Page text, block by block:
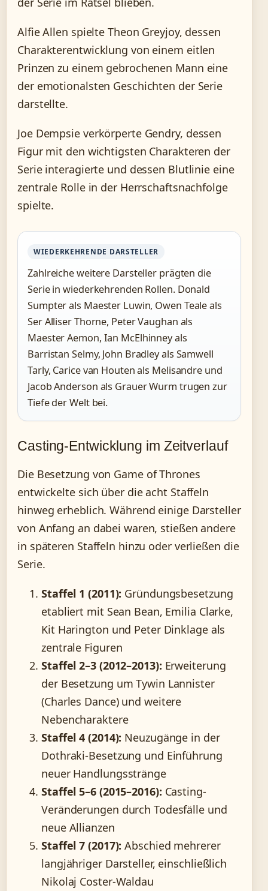
Alfie Allen spielte Theon Greyjoy, dessen
Charakterentwicklung von einem eitlen
Prinzen zu einem gebrochenen Mann eine
der emotionalsten Geschichten der Serie
darstellte.
Joe Dempsie verkörperte Gendry, dessen
Figur mit den wichtigsten Charakteren der
Serie interagierte und dessen Blutlinie eine
zentrale Rolle in der Herrschaftsnachfolge
spielte.
WIEDERKEHRENDE DARSTELLER
Zahlreiche weitere Darsteller prägten die
Serie in wiederkehrenden Rollen. Donald
Sumpter als Maester Luwin, Owen Teale als
Ser Alliser Thorne, Peter Vaughan als
Maester Aemon, Ian McElhinney als
Barristan Selmy, John Bradley als Samwell
Tarly, Carice van Houten als Melisandre und
Jacob Anderson als Grauer Wurm trugen zur
Tiefe der Welt bei.
Casting-Entwicklung im Zeitverlauf
Die Besetzung von Game of Thrones
entwickelte sich über die acht Staffeln
hinweg erheblich. Während einige Darsteller
von Anfang an dabei waren, stießen andere
in späteren Staffeln hinzu oder verließen die
Serie.
Staffel 1 (2011): Gründungsbesetzung
etabliert mit Sean Bean, Emilia Clarke,
Kit Harington und Peter Dinklage als
zentrale Figuren
Staffel 2–3 (2012–2013): Erweiterung
der Besetzung um Tywin Lannister
(Charles Dance) und weitere
Nebencharaktere
Staffel 4 (2014): Neuzugänge in der
Dothraki-Besetzung und Einführung
neuer Handlungsstränge
Staffel 5–6 (2015–2016): Casting-
Veränderungen durch Todesfälle und
neue Allianzen
Staffel 7 (2017): Abschied mehrerer
langjähriger Darsteller, einschließlich
Nikolaj Coster-Waldau